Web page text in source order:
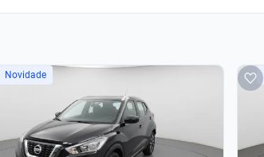
Novidade